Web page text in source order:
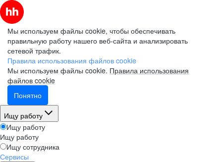
Мы используем файлы cookie, чтобы обеспечивать
правильную работу нашего веб-сайта и анализировать
сетевой трафик.
Правила использования файлов cookie
Мы используем файлы cookie. Правила использования
файлов cookie
Понятно
Ищу работу
Ищу работу
Ищу работу
Ищу сотрудника
Сервисы